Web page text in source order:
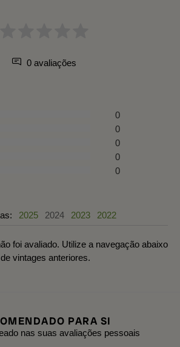
0 avaliações
0
0
0
0
0
2025 2024 2023 2022
foi avaliado. Utilize a navegação abaixo
vintages anteriores.
PARA SI
nas suas avaliações pessoais